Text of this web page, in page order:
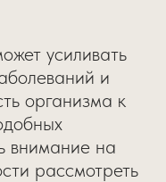
усиливать
и
организма к
внимание на
рассмотреть